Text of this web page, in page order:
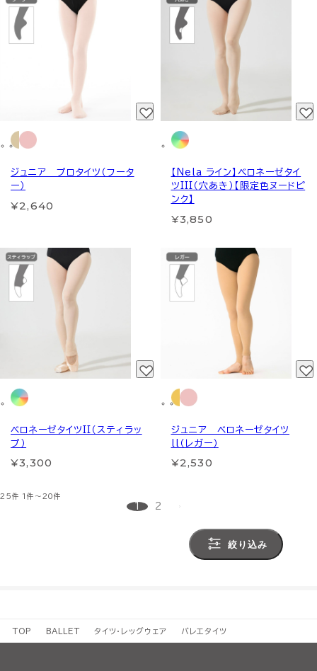
ジュニア プロタイツ（フータ
ー）
¥2,640
【Nela ライン】ベロネーゼタイ
ツIII（穴あき）【限定色ヌードピ
ンク】
¥3,850
ベロネーゼタイツII（スティラッ
プ）
¥3,300
ジュニア ベロネーゼタイツ
ll（レガー）
¥2,530
25件 1件～20件
1 2
絞り込み
TOP BALLET タイツ・レッグウェア バレエタイツ